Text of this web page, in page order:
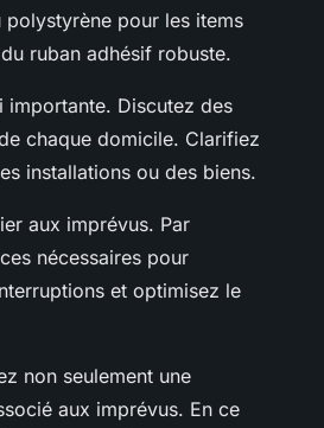
pour les items
ruban adhésif robuste.
importante. Discutez des
chaque domicile. Clarifiez
installations ou des biens.
aux imprévus. Par
nécessaires pour
et optimisez le
non seulement une
aux imprévus. En ce